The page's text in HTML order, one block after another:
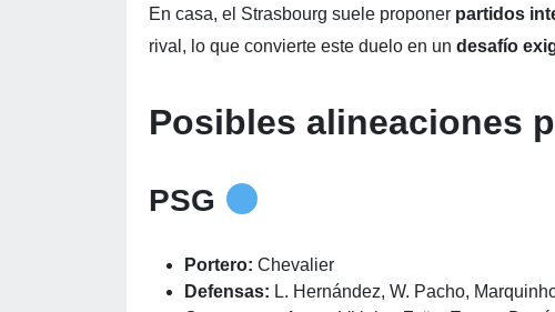
En casa, el Strasbourg suele proponer partidos
rival, lo que convierte este duelo en un desafío
Posibles alineaciones
PSG
Portero: Chevalier
Defensas: L. Hernández, W. Pacho,